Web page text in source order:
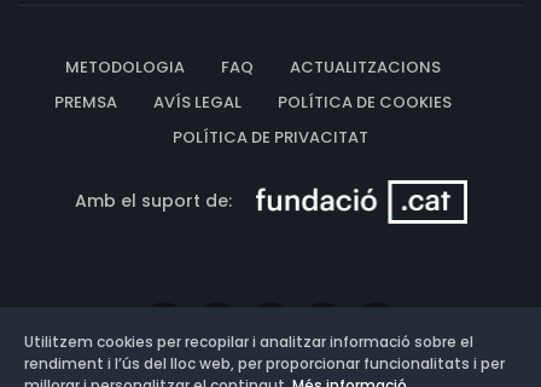
METODOLOGIA FAQ
ACTUALITZACIONS
PREMSA
AVÍS LEGAL
POLÍTICA DE COOKIES
POLÍTICA DE PRIVACITAT
Amb el suport de:
Utilitzem cookies per recopilar i analitzar informació sobre el
rendiment i l’ús del lloc web, per proporcionar funcionalitats i per